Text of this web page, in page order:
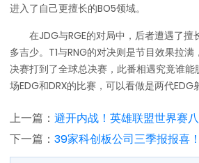
进入了自己更擅长的BO5领域。
在JDG与RGE的对局中，后者遭遇了擅
多吉少。T1与RNG的对决则是节目效果拉
决赛打到了全球总决赛，此番相遇究竟谁
场EDG和DRX的比赛，可以看做是两代EDG
上一篇：避开内战！英雄联盟世界赛八强抽
下一篇：39家科创板公司三季报报喜！新